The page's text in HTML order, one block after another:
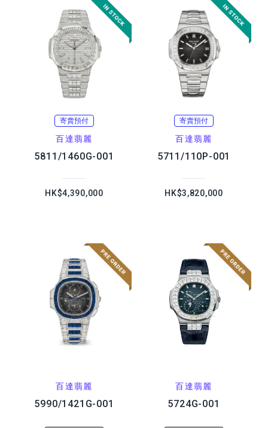
寄賣預付
百達翡麗
5811/1460G-001
HK$4,390,000
寄賣預付
百達翡麗
5711/110P-001
HK$3,820,000
百達翡麗
5990/1421G-001
百達翡麗
5724G-001